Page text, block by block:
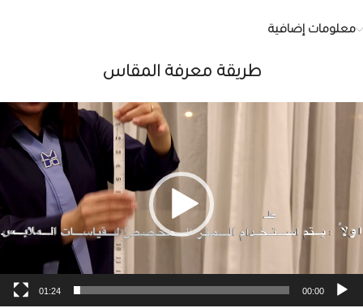
معلومات إضافية
طريقة معرفة المقاس
00:00
01:24